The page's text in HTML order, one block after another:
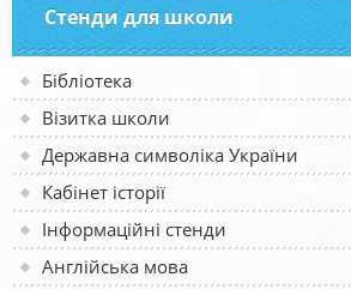
Стенди для школи
Бібліотека
Візитка школи
Державна символіка України
Кабінет історії
Інформаційні стенди
Англійська мова